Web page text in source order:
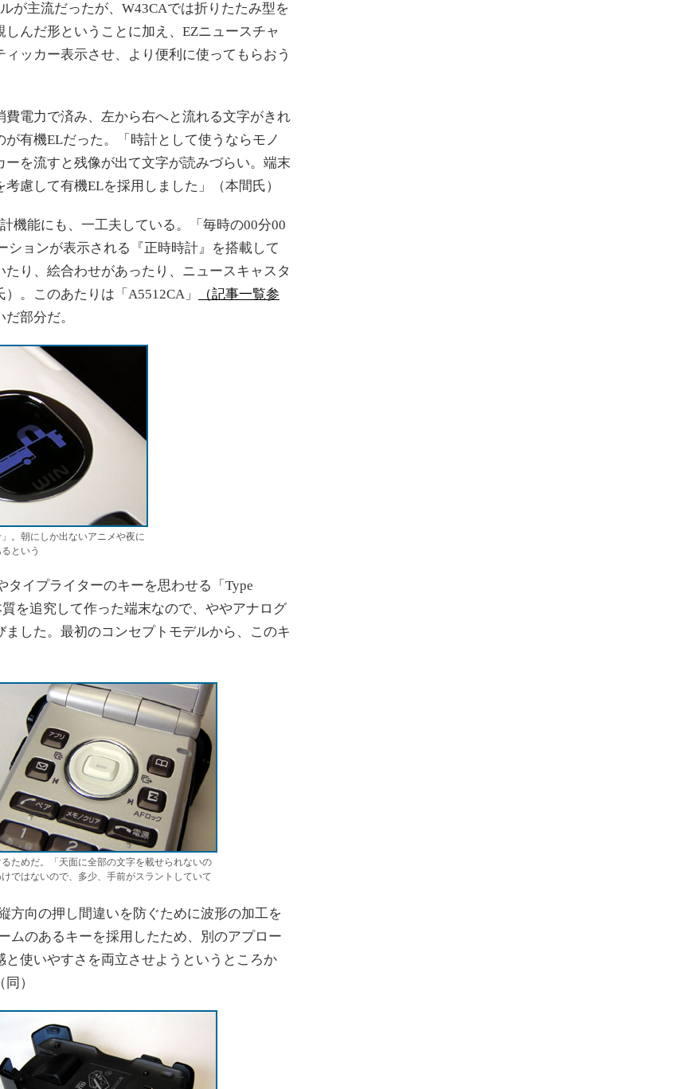
が主流だったが、W43CAでは折りたたみ型を
んだ形ということに加え、EZニュースチャ
ッカー表示させ、より便利に使ってもらおう
電力で済み、左から右へと流れる文字がきれ
有機ELだった。「時計として使うならモノ
を流すと残像が出て文字が読みづらい。端末
慮して有機ELを採用しました」（本間氏）
機能にも、一工夫している。「毎時の00分00
ョンが表示される『正時時計』を搭載して
り、絵合わせがあったり、ニュースキャスタ
。このあたりは「A5512CA」
（記事一覧参
部分だ。
。朝にしか出ないアニメや夜に
という
イプライターのキーを思わせる「Type
を追究して作った端末なので、ややアナログ
した。最初のコンセプトモデルから、このキ
ためだ。「天面に全部の文字を載せられないの
ではないので、多少、手前がスラントしていて
方向の押し間違いを防ぐために波形の加工を
ムのあるキーを採用したため、別のアプロー
使いやすさを両立させようというところか
）